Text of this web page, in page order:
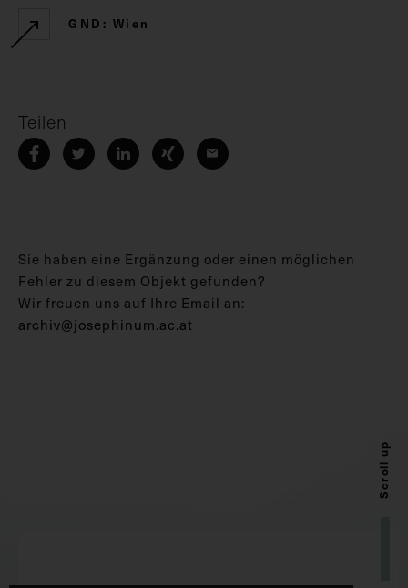
GND: Wien
Teilen
Sie haben eine Ergänzung oder einen möglichen
Fehler zu diesem Objekt gefunden?
Wir freuen uns auf Ihre Email an:
archiv@josephinum.ac.at
Scroll up